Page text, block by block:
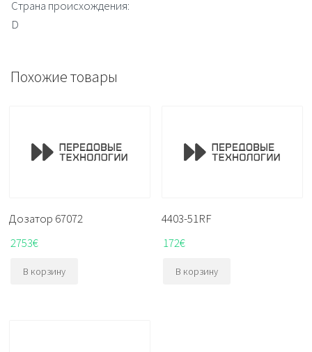
Страна происхождения:
D
Похожие товары
Дозатор 67072
2753€
В корзину
4403-51RF
172€
В корзину